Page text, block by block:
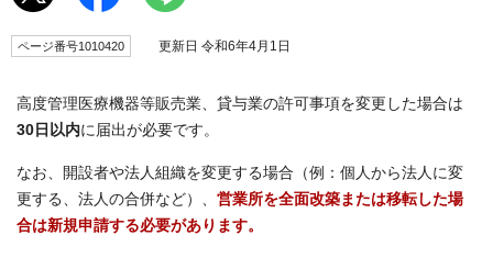
ページ番号1010420 更新日 令和6年4月1日
高度管理医療機器等販売業、貸与業の許可事項を変更した場合は
30日以内に届出が必要です。
なお、開設者や法人組織を変更する場合（例：個人から法人に変
更する、法人の合併など）、 営業所を全面改築または移転した場
合は新規申請する必要があります。